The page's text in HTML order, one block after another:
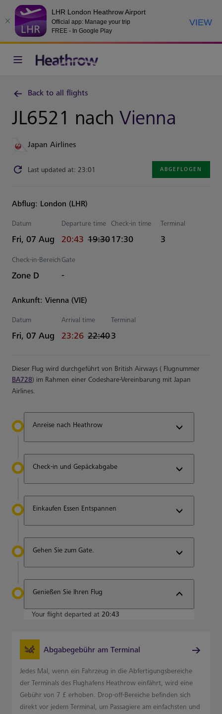
LHR London Heathrow Airport
Official app: Manage your trip
FREE - In Google Play
VIEW
Back to all flights
JL6521 nach Vienna
Japan Airlines
Last updated at: 23:01 ABGEFLOGEN
Abflug: London (LHR)
Datum
Fri, 07 Aug
Departure time
actual Uhrzeiten
20:43
Estimated Uhrzeiten
19:30
Check-in time
17:30
Terminal
3
Check-in-Bereich
Zone D
Gate
-
Ankunft: Vienna (VIE)
Datum
Fri, 07 Aug
Arrival time
actual Uhrzeiten
23:26
Estimated Uhrzeiten
22:40
Terminal
3
Dieser Flug wird durchgeführt von British Airways ( Flugnummer
BA728) im Rahmen einer Codeshare-Vereinbarung mit Japan
Airlines.
Anreise nach Heathrow
Check-in und Gepäckabgabe
Einkaufen Essen Entspannen
Gehen Sie zum Gate.
Genießen Sie Ihren Flug
Your flight departed at 20:43
Abgabegebühr am Terminal
Jedes Mal, wenn ein Fahrzeug in die Abfertigungsbereiche
der Terminals des Flughafens Heathrow einfährt, wird eine
Gebühr von 7 £ erhoben. Drop-off-Bereiche befinden sich
direkt vor jedem Terminal, um Passagiere am einfachsten und